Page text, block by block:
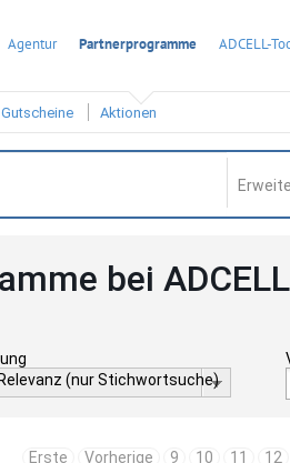
Agentur Partnerprogramme ADCELL-
Gutscheine Aktionen
bei
(nur Stichwortsuche)
Erste Vorherige 9 10 11 12